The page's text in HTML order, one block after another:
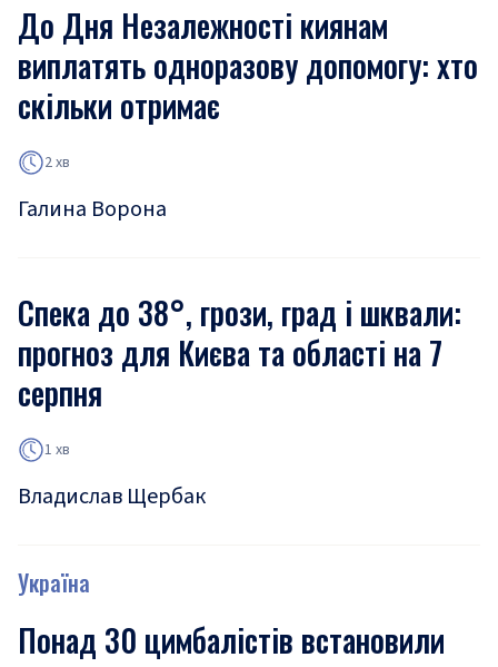
До Дня Незалежності киянам
виплатять одноразову допомогу: хто
скільки отримає
2 хв
Галина Ворона
Спека до 38°, грози, град і шквали:
прогноз для Києва та області на 7
серпня
1 хв
Владислав Щербак
Україна
Понад 30 цимбалістів встановили